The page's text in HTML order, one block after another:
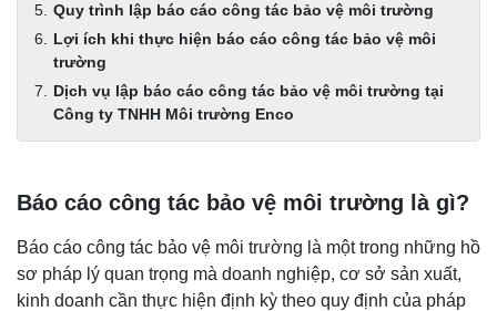
Quy trình lập báo cáo công tác bảo vệ môi trường
Lợi ích khi thực hiện báo cáo công tác bảo vệ môi
trường
Dịch vụ lập báo cáo công tác bảo vệ môi trường tại
Công ty TNHH Môi trường Enco
Báo cáo công tác bảo vệ môi trường là gì?
Báo cáo công tác bảo vệ môi trường là một trong những hồ
sơ pháp lý quan trọng mà doanh nghiệp, cơ sở sản xuất,
kinh doanh cần thực hiện định kỳ theo quy định của pháp